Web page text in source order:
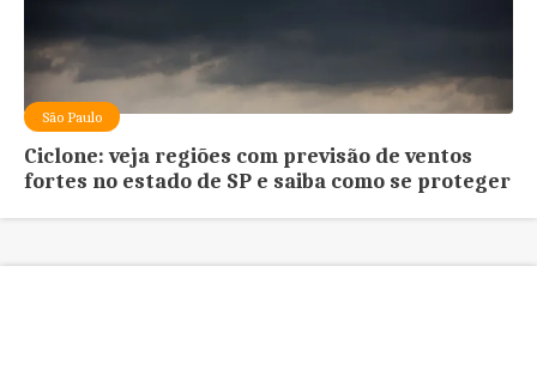
São Paulo
Ciclone: veja regiões com previsão de ventos
fortes no estado de SP e saiba como se proteger